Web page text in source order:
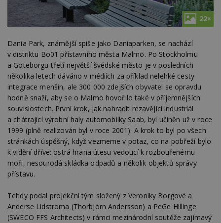
22×
Dania Park, známější spíše jako Daniaparken, se nachází
v distriktu Bo01 přístavního města Malmö. Po Stockholmu
a Göteborgu třetí největší švédské město je v posledních
několika letech dáváno v médiích za příklad nelehké cesty
integrace menšin, ale 300 000 zdejších obyvatel se opravdu
hodně snaží, aby se o Malmö hovořilo také v příjemnějších
souvislostech. První krok, jak nahradit rezavějící industriál
a chátrající výrobní haly automobilky Saab, byl učiněn už v roce
1999 (plně realizován byl v roce 2001). A krok to byl po všech
stránkách úspěšný, když vezmeme v potaz, co na pobřeží bylo
k vidění dříve: ostrá hrana útesu vedoucí k rozbouřenému
moři, nesourodá skládka odpadů a několik objektů správy
přístavu.
Tehdy podal projekční tým složený z Veroniky Borgové a
Anderse Lidströma (Thorbjörn Andersson) a PeGe Hillinge
(SWECO FFS Architects) v rámci mezinárodní soutěže zajímavý